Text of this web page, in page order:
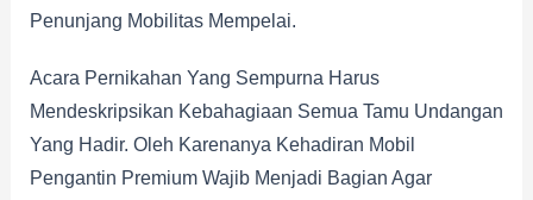
Penunjang Mobilitas Mempelai.
Acara Pernikahan Yang Sempurna Harus
Mendeskripsikan Kebahagiaan Semua Tamu Undangan
Yang Hadir. Oleh Karenanya Kehadiran Mobil
Pengantin Premium Wajib Menjadi Bagian Agar